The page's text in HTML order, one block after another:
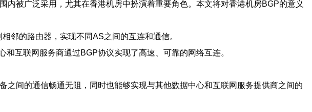
被广泛采用，尤其在香港机房中扮演着重要角色。本文将对香港机房BGP的意义
邻的路由器，实现不同AS之间的互连和通信。
互联网服务商通过BGP协议实现了高速、可靠的网络互连。
间的通信畅通无阻，同时也能够实现与其他数据中心和互联网服务提供商之间的